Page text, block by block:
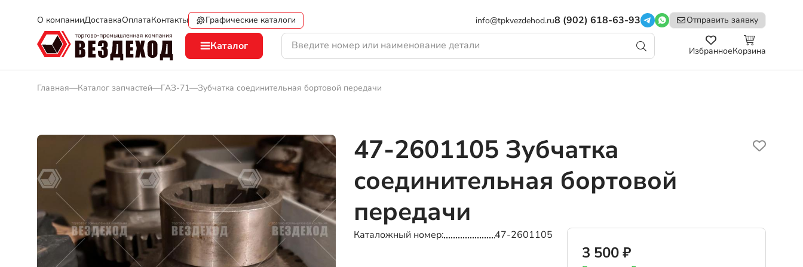
О компанииДоставкаОплатаКонтакты Графические каталоги info@tpkvezdehod.ru8 (902) 618-63-93 Отправить заявку
Каталог ИзбранноеКорзина
Главная—Каталог запчастей—ГАЗ-71—Зубчатка соединительная бортовой передачи
47-2601105 Зубчатка
соединительная бортовой
передачи
Каталожный номер 47-2601105
3 500 ₽